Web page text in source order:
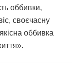
оббивки,
своєчасну
оббивка